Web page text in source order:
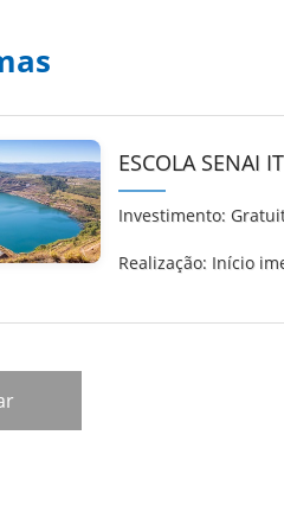
ESCOLA SENAI
Investimento:
Realização: Início